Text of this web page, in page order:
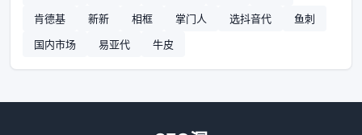
肯德基
新新 相框 掌门人 选抖音代
鱼刺
国内市场
易亚代 牛皮